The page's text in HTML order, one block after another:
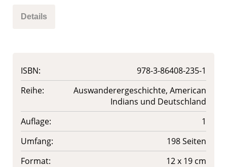
Details
ISBN:
978-3-86408-235-1
Reihe:
Auswanderergeschichte, American
Indians und Deutschland
Auflage:
1
Umfang:
198 Seiten
Format:
12 x 19 cm